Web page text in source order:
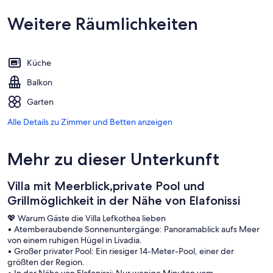
Weitere Räumlichkeiten
Küche
Balkon
Garten
Alle Details zu Zimmer und Betten anzeigen
Mehr zu dieser Unterkunft
Villa mit Meerblick,private Pool und
Grillmöglichkeit in der Nähe von Elafonissi
💖 Warum Gäste die Villa Lefkothea lieben
• Atemberaubende Sonnenuntergänge: Panoramablick aufs Meer
von einem ruhigen Hügel in Livadia.
• Großer privater Pool: Ein riesiger 14-Meter-Pool, einer der
größten der Region.